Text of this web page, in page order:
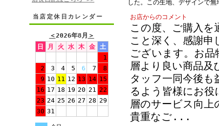
当店定休日カレンダー
＜2026年8月 ＞
日
月 火 水 木 金
土
1
2
3 4 5 6 7
8
9 10 11 12 13 14 15
16 17 18 19 20 21 22
23 24 25 26 27 28 29
30 31
した。この生地、デザインで
お店からのコメント
この度、ご購入
こと深く、感謝申
ございます。お
層より良い商品
タッフ一同今後も
るよう皆様にお役
層のサービス向
貴重なご ...